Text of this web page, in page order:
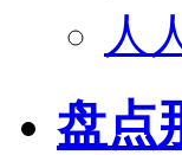
人
盘点